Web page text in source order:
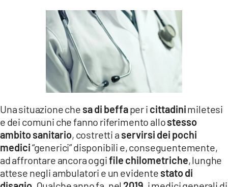
Una situazione che sa di beffaper i cittadinimiletesi
e dei comuni che fanno riferimento allostesso
ambito sanitario, costretti a servirsi dei pochi
medici“generici” disponibili e, conseguentemente,
ad affrontare ancora oggifile chilometriche, lunghe
attese negli ambulatori e un evidente stato di